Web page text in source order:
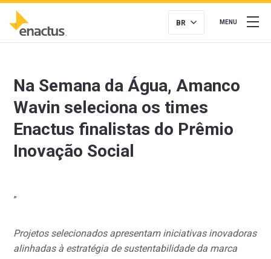
MENU
BR
Na Semana da Água, Amanco
Wavin seleciona os times
Enactus finalistas do Prêmio
Inovação Social
”
Projetos selecionados apresentam iniciativas inovadoras
alinhadas à estratégia de sustentabilidade da marca